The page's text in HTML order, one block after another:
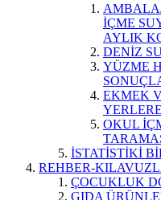
İÇME
AYLIK
DENİZ
YÜZME
EKMEK
OKUL
İSTATİSTİKİ
REHBER-
ÇOCUKLUK
GIDA